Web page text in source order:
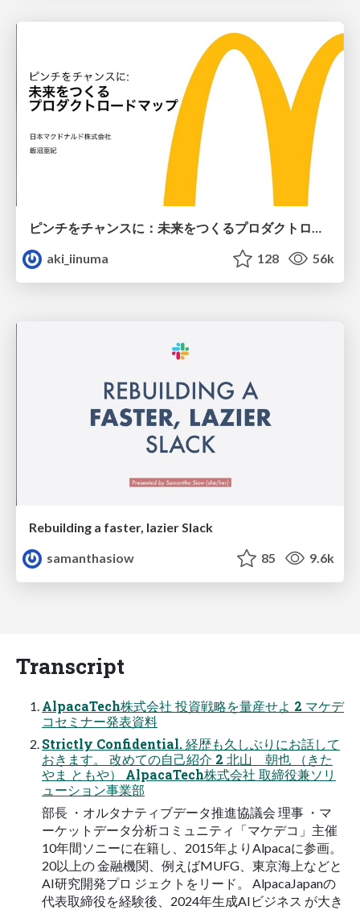
ピンチをチャンスに：未来をつくるプロダクトロードマップ #pmconf2020
aki_iinuma
128 56k
Rebuilding a faster, lazier Slack
samanthasiow
85 9.6k
Transcript
AlpacaTech株式会社 投資戦略を量産せよ 2 マケデ
コセミナー発表資料
Strictly Confidential. 経歴も久しぶりにお話して
おきます。 改めての自己紹介 2 北山 朝也 （きた
やま ともや） AlpacaTech株式会社 取締役兼ソリ
ューション事業部
部長 ・オルタナティブデータ推進協議会 理事 ・マ
ーケットデータ分析コミュニティ「マケデコ」主催
10年間ソニーに在籍し、2015年よりAlpacaに参画。
20以上の 金融機関、例えばMUFG、東京海上などと
AI研究開発プロ ジェクトをリード。 AlpacaJapanの
代表取締役を経験後、2024年生成AIビジネス が大き